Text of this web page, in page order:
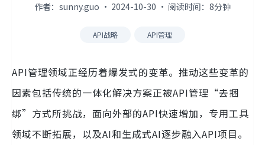
作者：sunny.guo · 2024-10-30 · 阅读时间：8分钟
API战略 API管理
API管理领域正经历着爆发式的变革。推动这些变革的
因素包括传统的一体化解决方案正被API管理“去捆
绑”方式所挑战，面向外部的API快速增加，专用工具
领域不断拓展，以及AI和生成式AI逐步融入API项目。